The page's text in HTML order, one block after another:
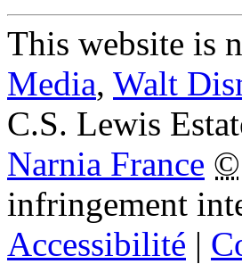
This website is
Media, Walt
C.S. Lewis
Narnia France ©
infringement
Accessibilité |